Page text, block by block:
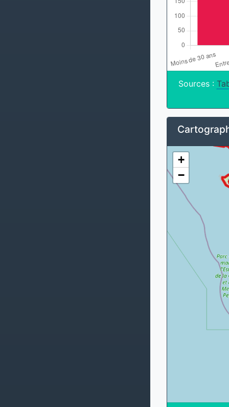
Sources :
+
−